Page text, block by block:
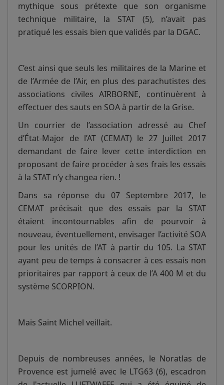
mythique sous prétexte que son organisme
technique militaire, la STAT (5), n’avait pas
pratiqué les essais bien que validés par la DGAC.
C’est ainsi que seuls les militaires de la Marine et
de l’Armée de l’Air, en plus des parachutistes des
associations civiles AIRBORNE, continuèrent à
effectuer des sauts en SOA à partir de la Grise.
Un courrier de l’association adressé au Chef
d’État-Major de l’AT (CEMAT) le 27 Juillet 2017
demandant de faire lever cette interdiction en
proposant de faire procéder à ses frais les essais
à la STAT n’y changea rien. !
Dans sa réponse du 07 Septembre 2017, le
CEMAT précisait que des essais par la STAT
étaient incontournables afin de pourvoir à
nouveau, éventuellement, envisager l’activité SOA
pour les unités de l’AT à partir du 105. La STAT
ayant peu de temps à consacrer à ces essais non
prioritaires par rapport à ceux de l’A 400 M et du
système SCORPION.
Mais Saint Michel veillait.
Depuis de nombreuses années, le Noratlas de
Provence est jumelé avec le LTG63 (6), escadron